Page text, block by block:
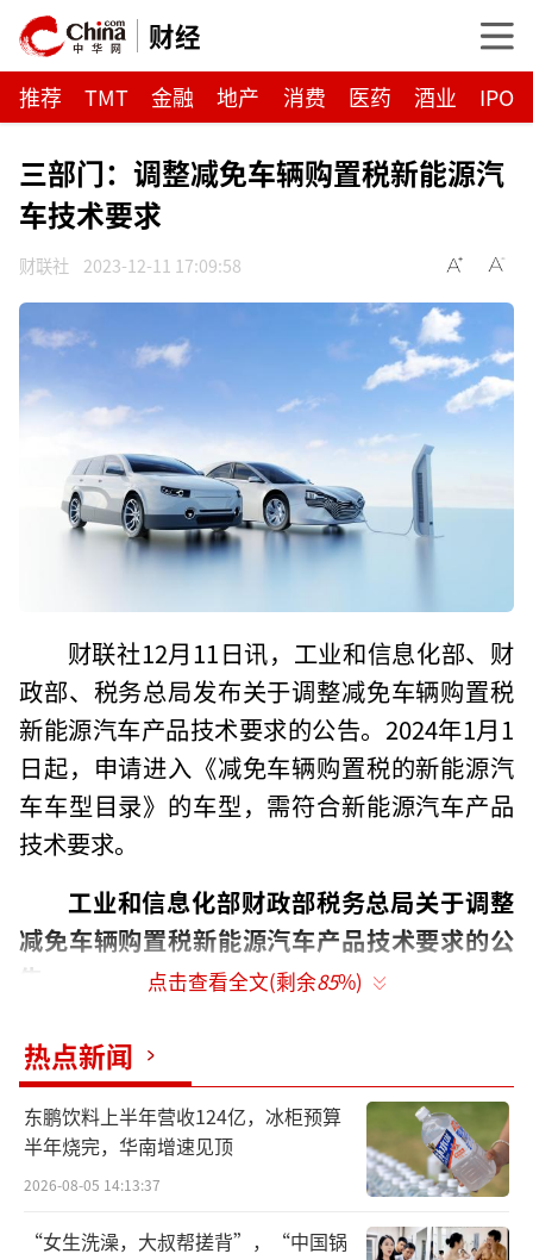
财经
推荐 TMT 金融 地产 消费 医药 酒业 IPO
三部门：调整减免车辆购置税新能源汽
车技术要求
财联社 2023-12-11 17:09:58
财联社12月11日讯，工业和信息化部、财
政部、税务总局发布关于调整减免车辆购置税
新能源汽车产品技术要求的公告。2024年1月1
日起，申请进入《减免车辆购置税的新能源汽
车车型目录》的车型，需符合新能源汽车产品
技术要求。
工业和信息化部财政部税务总局关于调整
减免车辆购置税新能源汽车产品技术要求的公
告
根据《关于延续和优化新能源汽车车辆购
置税减免政策的公告》(财政部税务总局工业和
信息化部公告2023年第10号),结合新能源汽车
技术进展情况，现就减免车辆购置税新能源汽
车产品技术要求有关事项公告如下：
一、2024年1月1日起，申请进入《减免车
点击查看全文(剩余85%)
热点新闻
东鹏饮料上半年营收124亿，冰柜预算
半年烧完，华南增速见顶
2026-08-05 14:13:37
“女生洗澡，大叔帮搓背”，“中国锅